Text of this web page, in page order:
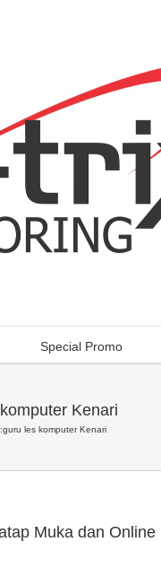
Special Promo
Kenari
guru les komputer Kenari
Muka dan Online